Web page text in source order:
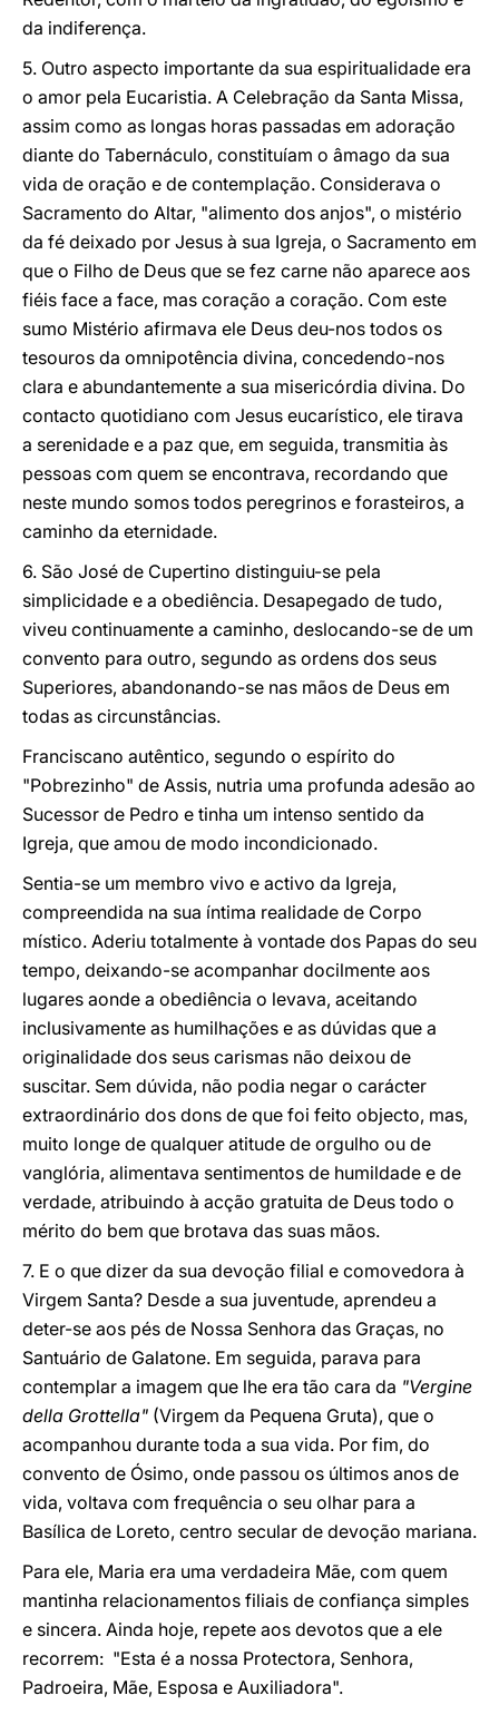
da indiferença.
5. Outro aspecto importante da sua espiritualidade era
o amor pela Eucaristia. A Celebração da Santa Missa,
assim como as longas horas passadas em adoração
diante do Tabernáculo, constituíam o âmago da sua
vida de oração e de contemplação. Considerava o
Sacramento do Altar, "alimento dos anjos", o mistério
da fé deixado por Jesus à sua Igreja, o Sacramento em
que o Filho de Deus que se fez carne não aparece aos
fiéis face a face, mas coração a coração. Com este
sumo Mistério afirmava ele Deus deu-nos todos os
tesouros da omnipotência divina, concedendo-nos
clara e abundantemente a sua misericórdia divina. Do
contacto quotidiano com Jesus eucarístico, ele tirava
a serenidade e a paz que, em seguida, transmitia às
pessoas com quem se encontrava, recordando que
neste mundo somos todos peregrinos e forasteiros, a
caminho da eternidade.
6. São José de Cupertino distinguiu-se pela
simplicidade e a obediência. Desapegado de tudo,
viveu continuamente a caminho, deslocando-se de um
convento para outro, segundo as ordens dos seus
Superiores, abandonando-se nas mãos de Deus em
todas as circunstâncias.
Franciscano autêntico, segundo o espírito do
"Pobrezinho" de Assis, nutria uma profunda adesão ao
Sucessor de Pedro e tinha um intenso sentido da
Igreja, que amou de modo incondicionado.
Sentia-se um membro vivo e activo da Igreja,
compreendida na sua íntima realidade de Corpo
místico. Aderiu totalmente à vontade dos Papas do seu
tempo, deixando-se acompanhar docilmente aos
lugares aonde a obediência o levava, aceitando
inclusivamente as humilhações e as dúvidas que a
originalidade dos seus carismas não deixou de
suscitar. Sem dúvida, não podia negar o carácter
extraordinário dos dons de que foi feito objecto, mas,
muito longe de qualquer atitude de orgulho ou de
vanglória, alimentava sentimentos de humildade e de
verdade, atribuindo à acção gratuita de Deus todo o
mérito do bem que brotava das suas mãos.
7. E o que dizer da sua devoção filial e comovedora à
Virgem Santa? Desde a sua juventude, aprendeu a
deter-se aos pés de Nossa Senhora das Graças, no
Santuário de Galatone. Em seguida, parava para
contemplar a imagem que lhe era tão cara da "Vergine
della Grottella" (Virgem da Pequena Gruta), que o
acompanhou durante toda a sua vida. Por fim, do
convento de Ósimo, onde passou os últimos anos de
vida, voltava com frequência o seu olhar para a
Basílica de Loreto, centro secular de devoção mariana.
Para ele, Maria era uma verdadeira Mãe, com quem
mantinha relacionamentos filiais de confiança simples
e sincera. Ainda hoje, repete aos devotos que a ele
recorrem: "Esta é a nossa Protectora, Senhora,
Padroeira, Mãe, Esposa e Auxiliadora".